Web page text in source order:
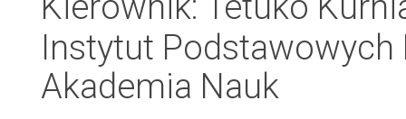
Instytut
Akademia Nauk